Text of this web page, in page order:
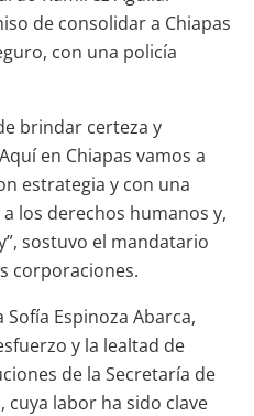
de consolidar a Chiapas
con una policía
brindar certeza y
en Chiapas vamos a
estrategia y con una
los derechos humanos y,
sostuvo el mandatario
corporaciones.
Espinoza Abarca,
y la lealtad de
de la Secretaría de
cuya labor ha sido clave